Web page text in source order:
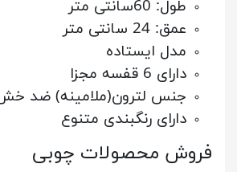
طول: 60سانتی متر
عمق: 24 سانتی متر
مدل ایستاده
دارای 6 قفسه مجزا
جنس لترون(ملامینه) ضد
دارای رنگبندی متنوع
فروش محصولات چوبی